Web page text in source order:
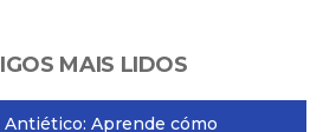
MAIS LIDOS
Aprende cómo